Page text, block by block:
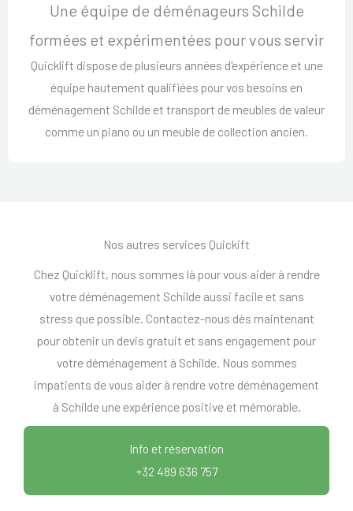
Une équipe de déménageurs Schilde
formées et expérimentées pour vous servir
Quicklift dispose de plusieurs années d'expérience et une
équipe hautement qualifiées pour vos besoins en
déménagement Schilde et transport de meubles de valeur
comme un piano ou un meuble de collection ancien.
Nos autres services Quickift
Chez Quicklift, nous sommes là pour vous aider à rendre
votre déménagement Schilde aussi facile et sans
stress que possible. Contactez-nous dès maintenant
pour obtenir un devis gratuit et sans engagement pour
votre déménagement à Schilde. Nous sommes
impatients de vous aider à rendre votre déménagement
à Schilde une expérience positive et mémorable.
Info et réservation
+32 489 636 757